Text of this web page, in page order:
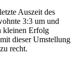
Auszeit des
3:3 um und
kleinen Erfolg
dieser Umstellung
recht.